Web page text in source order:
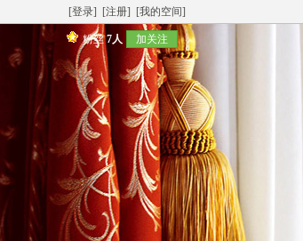
[登录] [注册] [我的空间]
粉丝7人 加关注